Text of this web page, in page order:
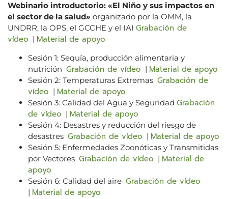
Webinario introductorio: «El Niño y sus impactos en
el sector de la salud» organizado por la OMM, la
UNDRR, la OPS, el GCCHE y el IAI Grabación de
vídeo | Material de apoyo
Sesión 1: Sequía, producción alimentaria y
nutrición Grabación de vídeo | Material de apoyo
Sesión 2: Temperaturas Extremas Grabación de
vídeo | Material de apoyo
Sesión 3: Calidad del Agua y Seguridad Grabación
de vídeo | Material de apoyo
Sesión 4: Desastres y reducción del riesgo de
desastres Grabación de vídeo | Material de apoyo
Sesión 5: Enfermedades Zoonóticas y Transmitidas
por Vectores Grabación de vídeo | Material de
apoyo
Sesión 6: Calidad del aire Grabación de vídeo
| Material de apoyo